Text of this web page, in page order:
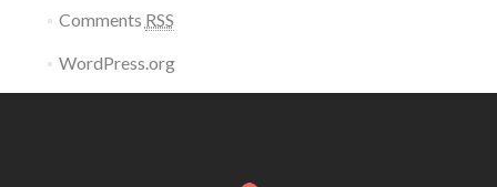
Comments RSS
WordPress.org